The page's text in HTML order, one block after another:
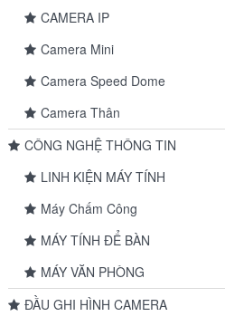
CAMERA IP
Camera Mini
Camera Speed Dome
Camera Thân
CÔNG NGHỆ THÔNG TIN
LINH KIỆN MÁY TÍNH
Máy Chấm Công
MÁY TÍNH ĐỂ BÀN
MÁY VĂN PHÒNG
ĐẦU GHI HÌNH CAMERA